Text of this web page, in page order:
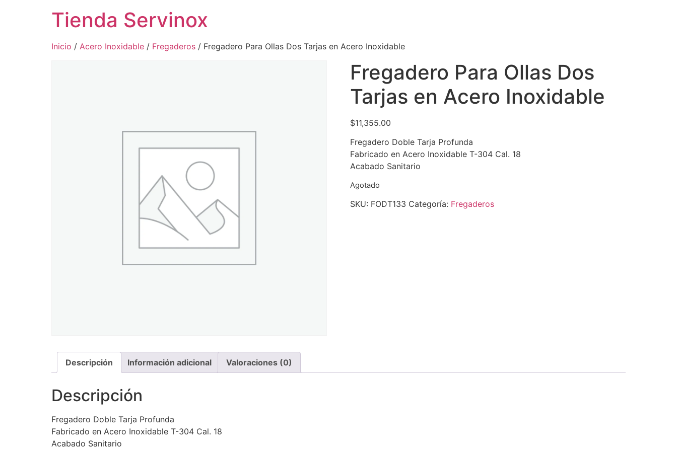
Tienda Servinox
Inicio / Acero Inoxidable / Fregaderos / Fregadero Para Ollas Dos Tarjas en Acero Inoxidable
Fregadero Para Ollas Dos
Tarjas en Acero Inoxidable
$11,355.00
Fregadero Doble Tarja Profunda
Fabricado en Acero Inoxidable T-304 Cal. 18
Acabado Sanitario
Agotado
SKU: FODT133 Categoría: Fregaderos
Descripción Información adicional Valoraciones (0)
Descripción
Fregadero Doble Tarja Profunda
Fabricado en Acero Inoxidable T-304 Cal. 18
Acabado Sanitario